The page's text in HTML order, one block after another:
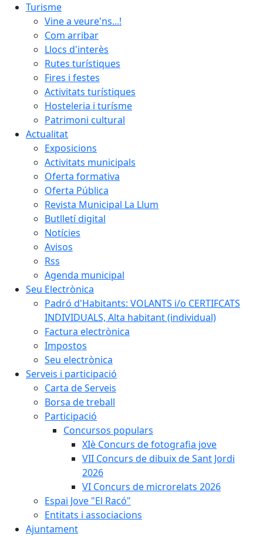
Turisme
Vine a veure'ns...!
Com arribar
Llocs d'interès
Rutes turístiques
Fires i festes
Activitats turístiques
Hosteleria i turísme
Patrimoni cultural
Actualitat
Exposicions
Activitats municipals
Oferta formativa
Oferta Pública
Revista Municipal La Llum
Butlletí digital
Notícies
Avisos
Rss
Agenda municipal
Seu Electrònica
Padró d'Habitants: VOLANTS i/o CERTIFCATS
INDIVIDUALS, Alta habitant (individual)
Factura electrònica
Impostos
Seu electrònica
Serveis i participació
Carta de Serveis
Borsa de treball
Participació
Concursos populars
XIè Concurs de fotografia jove
VII Concurs de dibuix de Sant Jordi
2026
VI Concurs de microrelats 2026
Espai Jove "El Racó"
Entitats i associacions
Ajuntament